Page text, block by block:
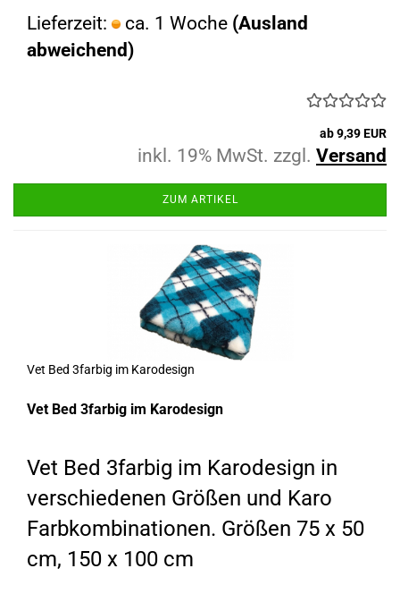
Lieferzeit: ca. 1 Woche (Ausland
abweichend)
ab 9,39 EUR
inkl. 19% MwSt. zzgl. Versand
ZUM ARTIKEL
Vet Bed 3farbig im Karodesign
Vet Bed 3farbig im Karodesign
Vet Bed 3farbig im Karodesign in
verschiedenen Größen und Karo
Farbkombinationen. Größen 75 x 50
cm, 150 x 100 cm